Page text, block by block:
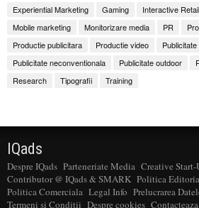
Experiential Marketing
Gaming Interactive Retail
Mobile marketing
Monitorizare media PR
Productie publicitara
Productie video Publicitate
Publicitate neconventionala
Publicitate outdoor
Research
Tipografii Training
IQads
Despre IQads Parteneriate Media Creative Start-
Contributor @ IQads & SMARK Politica
Politica Comerciala Legal Info Prelucrarea
Termeni si Conditii Despre cookies